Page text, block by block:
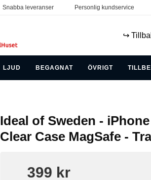
Snabba leveranser Personlig kundservice
↪️
LJUD BEGAGNAT ÖVRIGT
Ideal of Sweden -
Clear Case MagSafe -
399 kr